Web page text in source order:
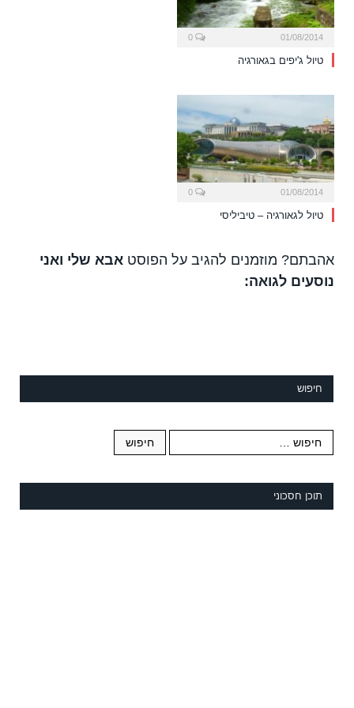
01/08/2014
טיול ג'יפים בגאורגיה
01/08/2014
טיול לגאורגיה – טיביליסי
אהבתם? מוזמנים להגיב על הפוסט אבא שלי ואני
נוסעים לגואה:
חיפוש
תוכן חסכוני